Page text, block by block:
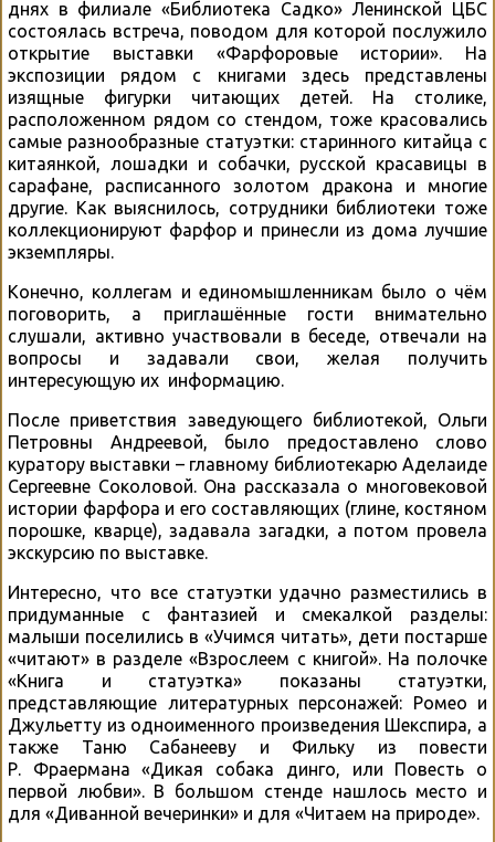
днях в филиале «Библиотека Садко» Ленинской ЦБС
состоялась встреча, поводом для которой послужило
открытие выставки «Фарфоровые истории». На
экспозиции рядом с книгами здесь представлены
изящные фигурки читающих детей. На столике,
расположенном рядом со стендом, тоже красовались
самые разнообразные статуэтки: старинного китайца с
китаянкой, лошадки и собачки, русской красавицы в
сарафане, расписанного золотом дракона и многие
другие. Как выяснилось, сотрудники библиотеки тоже
коллекционируют фарфор и принесли из дома лучшие
экземпляры.
Конечно, коллегам и единомышленникам было о чём
поговорить, а приглашённые гости внимательно
слушали, активно участвовали в беседе, отвечали на
вопросы и задавали свои, желая получить
интересующую их информацию.
После приветствия заведующего библиотекой, Ольги
Петровны Андреевой, было предоставлено слово
куратору выставки – главному библиотекарю Аделаиде
Сергеевне Соколовой. Она рассказала о многовековой
истории фарфора и его составляющих (глине, костяном
порошке, кварце), задавала загадки, а потом провела
экскурсию по выставке.
Интересно, что все статуэтки удачно разместились в
придуманные с фантазией и смекалкой разделы:
малыши поселились в «Учимся читать», дети постарше
«читают» в разделе «Взрослеем с книгой». На полочке
«Книга и статуэтка» показаны статуэтки,
представляющие литературных персонажей: Ромео и
Джульетту из одноименного произведения Шекспира, а
также Таню Сабанееву и Фильку из повести
Р. Фраермана «Дикая собака динго, или Повесть о
первой любви». В большом стенде нашлось место и
для «Диванной вечеринки» и для «Читаем на природе».